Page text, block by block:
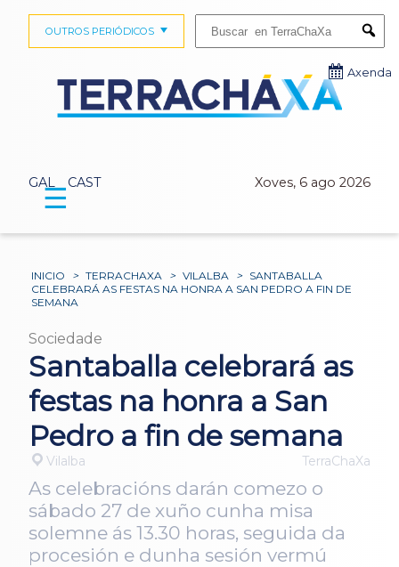
GAL CAST Xoves, 6 ago 2026
OUTROS PERIÓDICOS
Axenda
☰
INICIO > TERRACHAXA > VILALBA > SANTABALLA
CELEBRARÁ AS FESTAS NA HONRA A SAN PEDRO A FIN DE
SEMANA
Sociedade
Santaballa celebrará as
festas na honra a San
Pedro a fin de semana
Vilalba TerraChaXa
As celebracións darán comezo o
sábado 27 de xuño cunha misa
solemne ás 13.30 horas, seguida da
procesión e dunha sesión vermú